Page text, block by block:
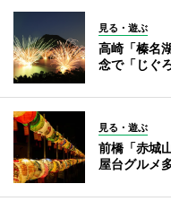
見る・遊ぶ
高崎「榛名
念で「じぐ
見る・遊ぶ
前橋「赤城
屋台グルメ